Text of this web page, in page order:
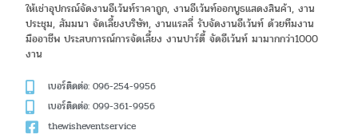
ให้เช่าอุปกรณ์จัดงานอีเว้นท์ราคาถูก, งานอีเว้นท์ออกบูธแสดงสินค้า, งาน
ประชุม, สัมมนา จัดเลี้ยงบริษัท, งานแรลลี่ รับจัดงานอีเว้นท์ ด้วยทีมงาน
มืออาชีพ ประสบการณ์การจัดเลี้ยง งานปาร์ตี้ จัดอีเว้นท์ มามากกว่า1000
งาน
เบอร์ติดต่อ: 096-254-9956
เบอร์ติดต่อ: 099-361-9956
thewisheventservice